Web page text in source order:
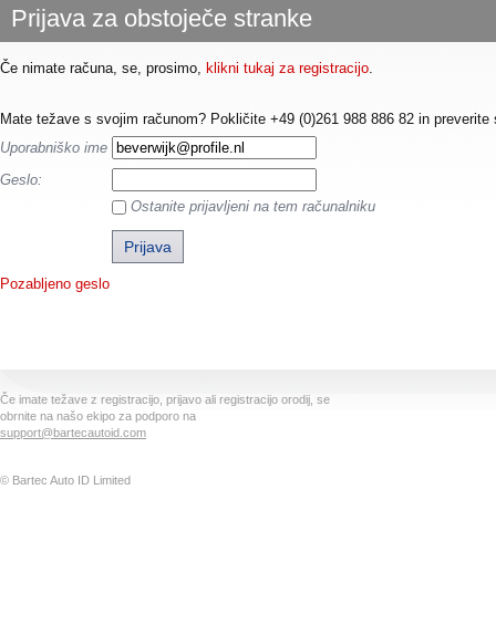
Prijava za obstoječe stranke
Če nimate računa, se, prosimo, klikni tukaj za registracijo.
Mate težave s svojim računom? Pokličite +49 (0)261 988 886 82 in preverite
Uporabniško ime
Geslo:
Ostanite prijavljeni na tem računalniku
Pozabljeno geslo
Če imate težave z registracijo, prijavo ali registracijo orodij, se
obrnite na našo ekipo za podporo na
support@bartecautoid.com
© Bartec Auto ID Limited